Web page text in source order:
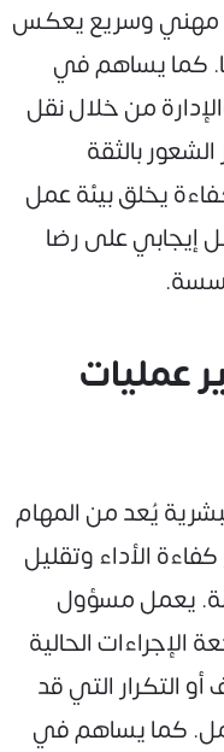
مهني وسريع يعكس
كما يساهم في
من خلال نقل
بالثقة
يخلق بيئة عمل
إيجابي على رضا
عمليات
يُعد من المهام
الأداء وتقليل
يعمل مسؤول
الإجراءات الحالية
التكرار التي قد
كما يساهم في